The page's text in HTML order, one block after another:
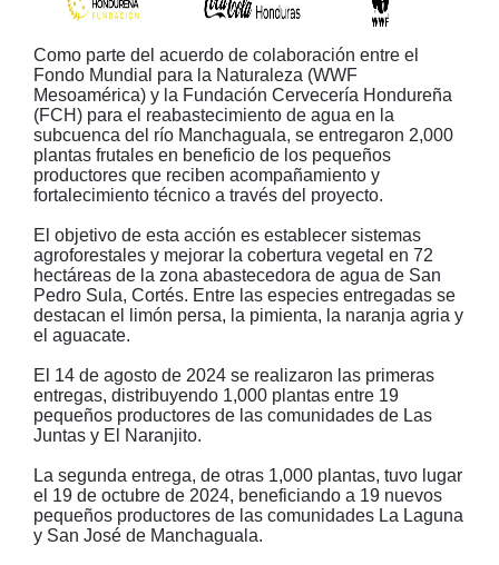
Como parte del acuerdo de colaboración entre el
Fondo Mundial para la Naturaleza (WWF
Mesoamérica) y la Fundación Cervecería Hondureña
(FCH) para el reabastecimiento de agua en la
subcuenca del río Manchaguala, se entregaron 2,000
plantas frutales en beneficio de los pequeños
productores que reciben acompañamiento y
fortalecimiento técnico a través del proyecto.
El objetivo de esta acción es establecer sistemas
agroforestales y mejorar la cobertura vegetal en 72
hectáreas de la zona abastecedora de agua de San
Pedro Sula, Cortés. Entre las especies entregadas se
destacan el limón persa, la pimienta, la naranja agria y
el aguacate.
El 14 de agosto de 2024 se realizaron las primeras
entregas, distribuyendo 1,000 plantas entre 19
pequeños productores de las comunidades de Las
Juntas y El Naranjito.
La segunda entrega, de otras 1,000 plantas, tuvo lugar
el 19 de octubre de 2024, beneficiando a 19 nuevos
pequeños productores de las comunidades La Laguna
y San José de Manchaguala.